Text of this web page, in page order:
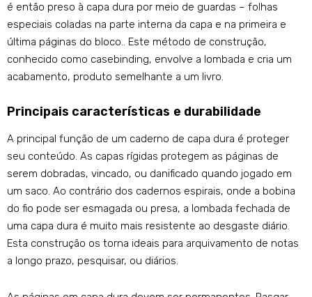
é então preso à capa dura por meio de guardas – folhas
especiais coladas na parte interna da capa e na primeira e
última páginas do bloco.. Este método de construção,
conhecido como casebinding, envolve a lombada e cria um
acabamento, produto semelhante a um livro.
Principais características e durabilidade
A principal função de um caderno de capa dura é proteger
seu conteúdo. As capas rígidas protegem as páginas de
serem dobradas, vincado, ou danificado quando jogado em
um saco. Ao contrário dos cadernos espirais, onde a bobina
do fio pode ser esmagada ou presa, a lombada fechada de
uma capa dura é muito mais resistente ao desgaste diário.
Esta construção os torna ideais para arquivamento de notas
a longo prazo, pesquisar, ou diários.